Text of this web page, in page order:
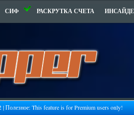
СИФ РАСКРУТКА СЧЕТА
| Полезное:This feature is for Premium users only!